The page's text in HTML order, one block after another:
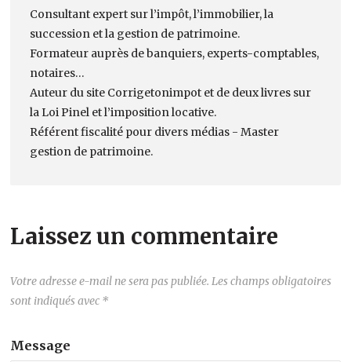
Consultant expert sur l’impôt, l’immobilier, la
succession et la gestion de patrimoine.
Formateur auprès de banquiers, experts-comptables,
notaires…
Auteur du site Corrigetonimpot et de deux livres sur
la Loi Pinel et l’imposition locative.
Référent fiscalité pour divers médias - Master
gestion de patrimoine.
Laissez un commentaire
Votre adresse e-mail ne sera pas publiée. Les champs obligatoires
sont indiqués avec *
Message